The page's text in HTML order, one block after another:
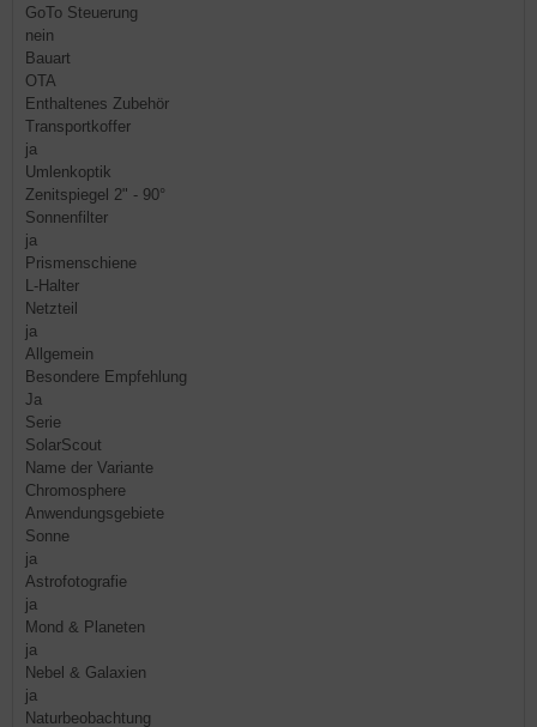
GoTo Steuerung
nein
Bauart
OTA
Enthaltenes Zubehör
Transportkoffer
ja
Umlenkoptik
Zenitspiegel 2" - 90°
Sonnenfilter
ja
Prismenschiene
L-Halter
Netzteil
ja
Allgemein
Besondere Empfehlung
Ja
Serie
SolarScout
Name der Variante
Chromosphere
Anwendungsgebiete
Sonne
ja
Astrofotografie
ja
Mond & Planeten
ja
Nebel & Galaxien
ja
Naturbeobachtung